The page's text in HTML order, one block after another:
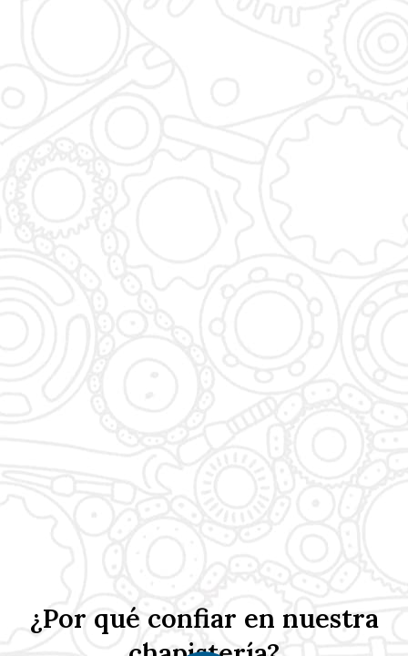
¿Por qué confiar en nuestra